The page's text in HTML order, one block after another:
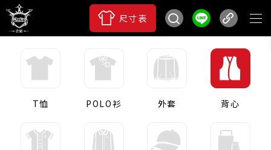
尺寸表
T恤 POLO衫 外套 背心